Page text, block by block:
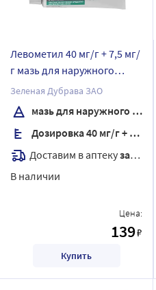
Левометил 40 мг/г + 7,5 мг/
г мазь для наружного
применения 10 гр
Зеленая Дубрава ЗАО
мазь для наружного применения
Дозировка 40 мг/г + 7,5 мг/г
Доставим в аптекузавтра
В наличии
Цена:
139₽
Купить